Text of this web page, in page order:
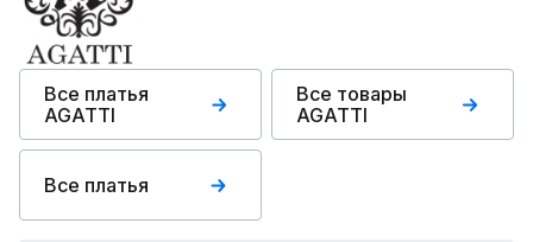
Все платья
AGATTI
Все товары
AGATTI
Все платья